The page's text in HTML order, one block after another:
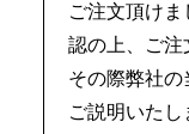
ご注文頂け
認の上、ご注
その際弊社の
ご説明いたし